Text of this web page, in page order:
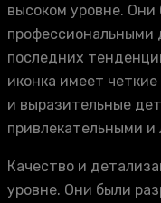
высоком уровне.
профессиональными
последних
иконка имеет
и выразительные
привлекательными и
Качество и
уровне. Они были